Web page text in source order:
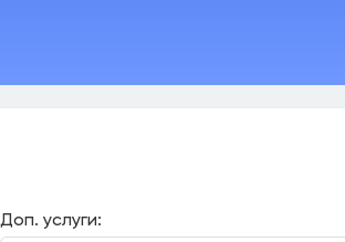
Доп. услуги: